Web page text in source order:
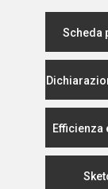
Scheda
Efficienza